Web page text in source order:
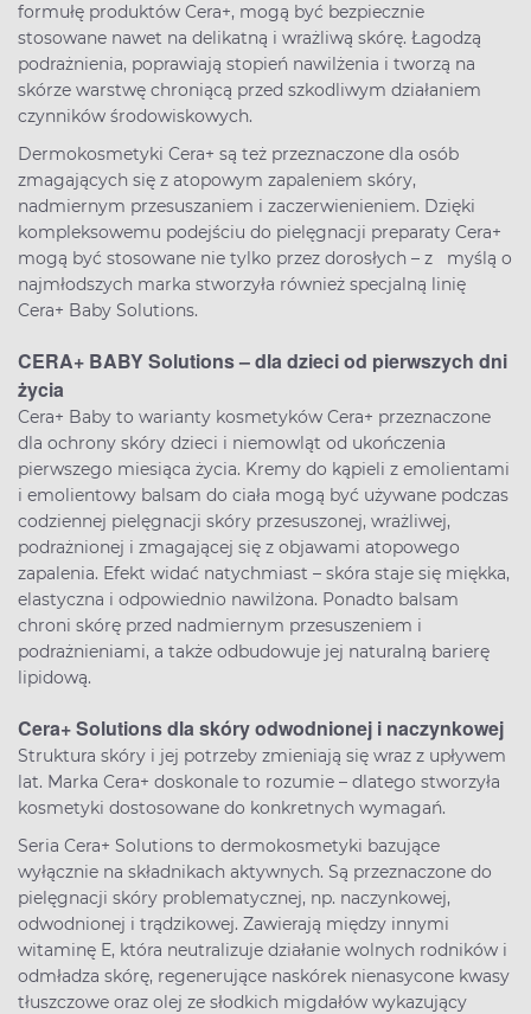
formułę produktów Cera+, mogą być bezpiecznie
stosowane nawet na delikatną i wrażliwą skórę. Łagodzą
podrażnienia, poprawiają stopień nawilżenia i tworzą na
skórze warstwę chroniącą przed szkodliwym działaniem
czynników środowiskowych.
Dermokosmetyki Cera+ są też przeznaczone dla osób
zmagających się z atopowym zapaleniem skóry,
nadmiernym przesuszaniem i zaczerwienieniem. Dzięki
kompleksowemu podejściu do pielęgnacji preparaty Cera+
mogą być stosowane nie tylko przez dorosłych – z myślą o
najmłodszych marka stworzyła również specjalną linię
Cera+ Baby Solutions.
CERA+ BABY Solutions – dla dzieci od pierwszych dni
życia
Cera+ Baby to warianty kosmetyków Cera+ przeznaczone
dla ochrony skóry dzieci i niemowląt od ukończenia
pierwszego miesiąca życia. Kremy do kąpieli z emolientami
i emolientowy balsam do ciała mogą być używane podczas
codziennej pielęgnacji skóry przesuszonej, wrażliwej,
podrażnionej i zmagającej się z objawami atopowego
zapalenia. Efekt widać natychmiast – skóra staje się miękka,
elastyczna i odpowiednio nawilżona. Ponadto balsam
chroni skórę przed nadmiernym przesuszeniem i
podrażnieniami, a także odbudowuje jej naturalną barierę
lipidową.
Cera+ Solutions dla skóry odwodnionej i naczynkowej
Struktura skóry i jej potrzeby zmieniają się wraz z upływem
lat. Marka Cera+ doskonale to rozumie – dlatego stworzyła
kosmetyki dostosowane do konkretnych wymagań.
Seria Cera+ Solutions to dermokosmetyki bazujące
wyłącznie na składnikach aktywnych. Są przeznaczone do
pielęgnacji skóry problematycznej, np. naczynkowej,
odwodnionej i trądzikowej. Zawierają między innymi
witaminę E, która neutralizuje działanie wolnych rodników i
odmładza skórę, regenerujące naskórek nienasycone kwasy
tłuszczowe oraz olej ze słodkich migdałów wykazujący